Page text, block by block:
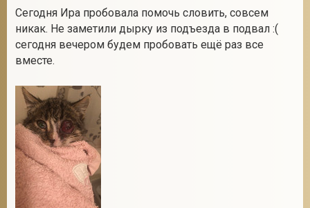
Сегодня Ира пробовала помочь словить, совсем
никак. Не заметили дырку из подъезда в подвал :(
сегодня вечером будем пробовать ещё раз все
вместе.